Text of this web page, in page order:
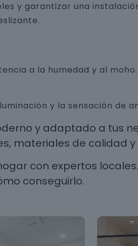
y garantizar una
a la humedad y al
y la sensación de
y adaptado a tus
materiales de calidad
con expertos
conseguirlo.